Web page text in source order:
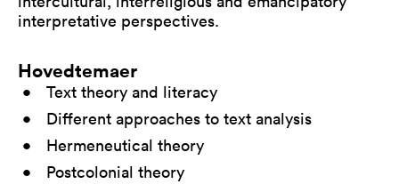
interpretative perspectives.
Hovedtemaer
Text theory and literacy
Different approaches to text analysis
Hermeneutical theory
Postcolonial theory